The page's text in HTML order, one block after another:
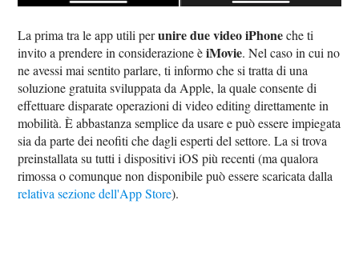
La prima tra le app utili perunire due video iPhoneche ti
invito a prendere in considerazione èiMovie. Nel caso in cui no
ne avessi mai sentito parlare, ti informo che si tratta di una
soluzione gratuita sviluppata da Apple, la quale consente di
effettuare disparate operazioni di video editing direttamente in
mobilità. È abbastanza semplice da usare e può essere impiegata
sia da parte dei neofiti che dagli esperti del settore. La si trova
preinstallata su tutti i dispositivi iOS più recenti (ma qualora
rimossa o comunque non disponibile può essere scaricata dalla
relativa sezione dell'App Store).